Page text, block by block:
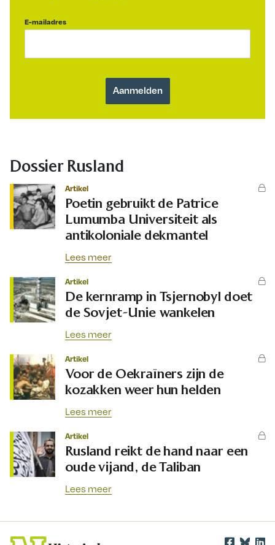
E-mailadres
Dossier Rusland
Artikel
Poetin gebruikt de Patrice
Lumumba Universiteit als
antikoloniale dekmantel
Lees meer
Artikel
De kernramp in Tsjernobyl doet
de Sovjet-Unie wankelen
Lees meer
Artikel
Voor de Oekraïners zijn de
kozakken weer hun helden
Lees meer
Artikel
Rusland reikt de hand naar een
oude vijand, de Taliban
Lees meer